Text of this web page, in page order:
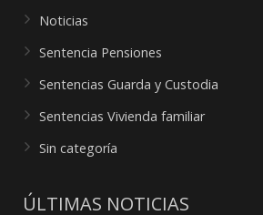
Noticias
Sentencia Pensiones
Sentencias Guarda y Custodia
Sentencias Vivienda familiar
Sin categoría
ÚLTIMAS NOTICIAS